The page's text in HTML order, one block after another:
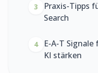
3
Praxis-Tipps
Search
4
E-A-T
KI stärken